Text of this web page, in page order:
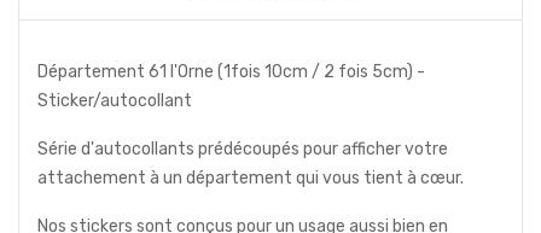
Département 61 l'Orne (1fois 10cm / 2 fois 5cm) -
Sticker/autocollant
Série d'autocollants prédécoupés pour afficher votre
attachement à un département qui vous tient à cœur.
Nos stickers sont conçus pour un usage aussi bien en